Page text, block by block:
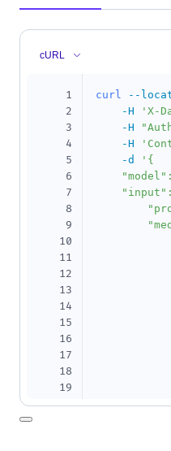
cURL
1
2
3
4
5
6
7
8
9
10
11
12
13
14
15
16
17
18
19
20
curl --
-H
'X-
-H
-H
-d
'{